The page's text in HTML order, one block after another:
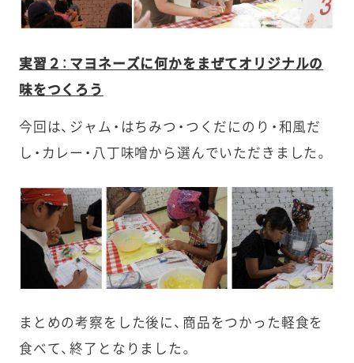
実習２：マヨネーズに何かをまぜてオリジナルの
味をつくろう
今回は、ジャム・はちみつ・つくだにのり・和風だ
し・カレー・八丁味噌から選んでいただきました。
まとめの考察をした後に、商品をつかった軽食を
食べて、終了となりました。